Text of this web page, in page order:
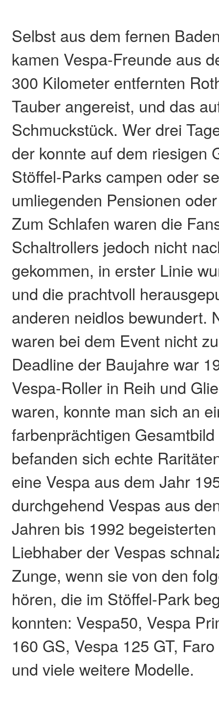
Selbst aus dem fernen
kamen Vespa-Freunde aus
300 Kilometer entfernten
Tauber angereist, und das
Schmuckstück. Wer drei
der konnte auf dem riesigen
Stöffel-Parks campen oder
umliegenden Pensionen
Zum Schlafen waren die
Schaltrollers jedoch nicht
gekommen, in erster Linie
und die prachtvoll
anderen neidlos bewundert.
waren bei dem Event nicht
Deadline der Baujahre war
Vespa-Roller in Reih und
waren, konnte man sich an
farbenprächtigen
befanden sich echte
eine Vespa aus dem Jahr
durchgehend Vespas aus
Jahren bis 1992
Liebhaber der Vespas
Zunge, wenn sie von den
hören, die im Stöffel-Park
konnten: Vespa50, Vespa
160 GS, Vespa 125 GT,
und viele weitere Modelle.